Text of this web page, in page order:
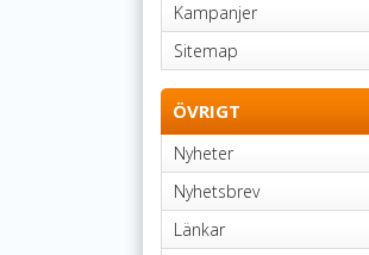
Kampanjer
Sitemap
ÖVRIGT
Nyheter
Nyhetsbrev
Länkar